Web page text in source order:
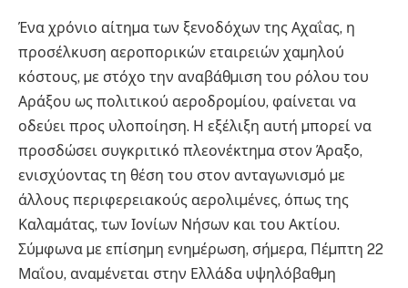
Ένα χρόνιο αίτηµα των ξενοδόχων της Αχαΐας, η
προσέλκυση αεροπορικών εταιρειών χαµηλού
κόστους, µε στόχο την αναβάθµιση του ρόλου του
Αράξου ως πολιτικού αεροδροµίου, φαίνεται να
οδεύει προς υλοποίηση. Η εξέλιξη αυτή µπορεί να
προσδώσει συγκριτικό πλεονέκτηµα στον Άραξο,
ενισχύοντας τη θέση του στον ανταγωνισµό µε
άλλους περιφερειακούς αερολιµένες, όπως της
Καλαµάτας, των Ιονίων Νήσων και του Ακτίου.
Σύµφωνα µε επίσηµη ενηµέρωση, σήµερα, Πέµπτη 22
Μαΐου, αναµένεται στην Ελλάδα υψηλόβαθµη